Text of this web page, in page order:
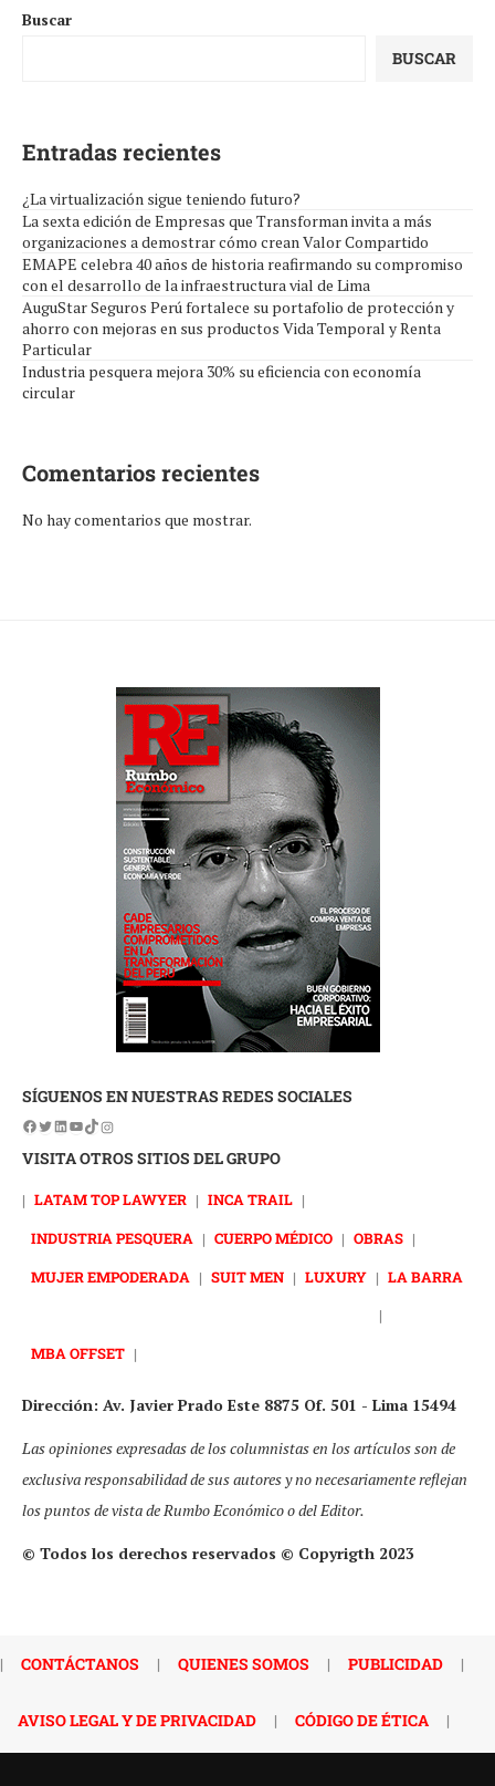
Buscar
BUSCAR
Entradas recientes
¿La virtualización sigue teniendo futuro?
La sexta edición de Empresas que Transforman invita a más
organizaciones a demostrar cómo crean Valor Compartido
EMAPE celebra 40 años de historia reafirmando su compromiso
con el desarrollo de la infraestructura vial de Lima
AuguStar Seguros Perú fortalece su portafolio de protección y
ahorro con mejoras en sus productos Vida Temporal y Renta
Particular
Industria pesquera mejora 30% su eficiencia con economía
circular
Comentarios recientes
No hay comentarios que mostrar.
SÍGUENOS EN NUESTRAS REDES SOCIALES
VISITA OTROS SITIOS DEL GRUPO
| LATAM TOP LAWYER | INCA TRAIL |
INDUSTRIA PESQUERA | CUERPO MÉDICO | OBRAS |
MUJER EMPODERADA | SUIT MEN | LUXURY | LA BARRA
|
MBA OFFSET |
Dirección: Av. Javier Prado Este 8875 Of. 501 - Lima 15494
Las opiniones expresadas de los columnistas en los artículos son de
exclusiva responsabilidad de sus autores y no necesariamente reflejan
los puntos de vista de Rumbo Económico o del Editor.
© Todos los derechos reservados © Copyrigth 2023
| CONTÁCTANOS | QUIENES SOMOS | PUBLICIDAD |
AVISO LEGAL Y DE PRIVACIDAD | CÓDIGO DE ÉTICA |